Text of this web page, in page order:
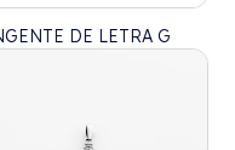
DE LETRA G